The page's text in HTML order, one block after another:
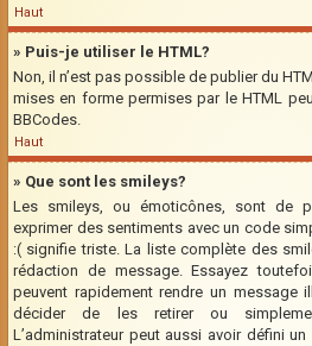
Haut
» Puis-je utiliser le HTML?
Non, il n’est pas possible de publier du
mises en forme permises par le HTML
BBCodes.
Haut
» Que sont les smileys?
Les smileys, ou émoticônes, sont de
exprimer des sentiments avec un code
:( signifie triste. La liste complète des
rédaction de message. Essayez
peuvent rapidement rendre un message
décider de les retirer ou
L’administrateur peut aussi avoir défini